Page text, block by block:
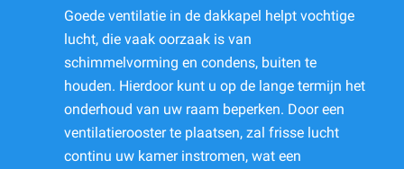
Goede ventilatie in de dakkapel helpt vochtige
lucht, die vaak oorzaak is van
schimmelvorming en condens, buiten te
houden. Hierdoor kunt u op de lange termijn het
onderhoud van uw raam beperken. Door een
ventilatierooster te plaatsen, zal frisse lucht
continu uw kamer instromen, wat een